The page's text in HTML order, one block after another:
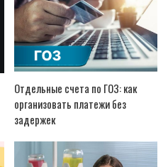
Отдельные счета по ГОЗ: как
организовать платежи без
задержек